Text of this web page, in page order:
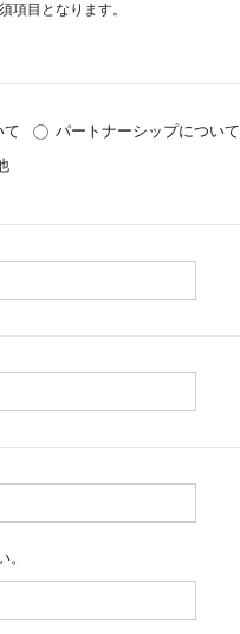
項目となります。
て パートナーシップについて